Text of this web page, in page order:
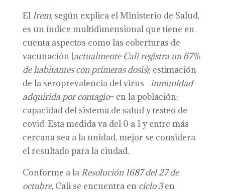
El Irem, según explica el Ministerio de Salud,
es un índice multidimensional que tiene en
cuenta aspectos como las coberturas de
vacunación (actualmente Cali registra un 67%
de habitantes con primeras dosis); estimación
de la seroprevalencia del virus –inmunidad
adquirida por contagio– en la población;
capacidad del sistema de salud y testeo de
covid. Esta medida va del 0 a 1 y entre más
cercana sea a la unidad, mejor se considera
el resultado para la ciudad.
Conforme a la Resolución 1687 del 27 de
octubre, Cali se encuentra en ciclo 3en